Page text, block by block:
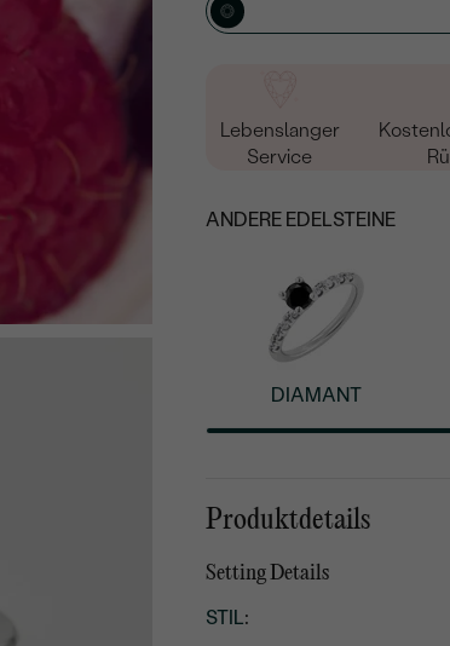
15/ 15 ZEICHEN
Lebenslanger
Service
ANDERE EDELSTEINE
DIAMANT
Produktdetails
Setting Details
STIL: